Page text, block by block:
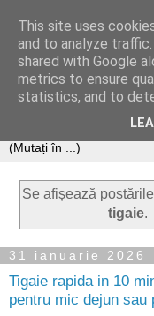
Se afișează
tigaie.
31 ianuarie 2026
Tigaie rapida in 10
pentru mic dejun sau
This site uses
and to analyze
shared with Google
metrics to ensure
statistics, and to